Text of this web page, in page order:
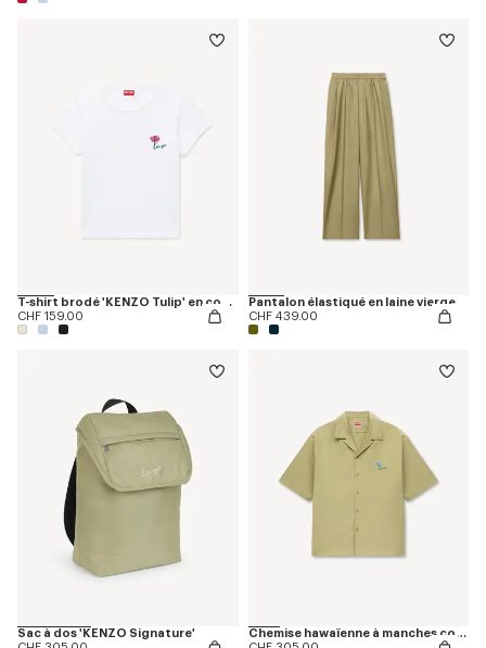
T-shirt brodé 'KENZO Tulip' en coton
CHF 159.00
Pantalon élastiqué en laine vierge
CHF 439.00
Sac à dos 'KENZO Signature'
Chemise hawaïenne à manches courtes 'KENZO Tulip' en popeline de coton